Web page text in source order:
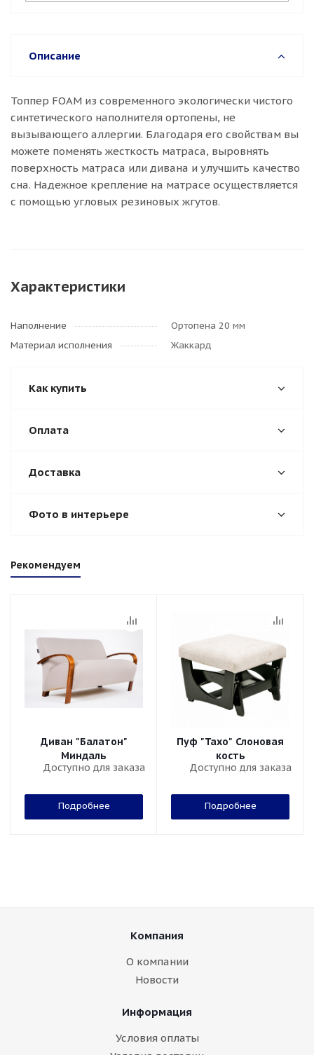
Описание
Топпер FOAM из современного экологически чистого
синтетического наполнителя ортопены, не
вызывающего аллергии. Благодаря его свойствам вы
можете поменять жесткость матраса, выровнять
поверхность матраса или дивана и улучшить качество
сна. Надежное крепление на матрасе осуществляется
с помощью угловых резиновых жгутов.
Характеристики
Наполнение
Ортопена 20 мм
Материал исполнения
Жаккард
Как купить
Оплата
Доставка
Фото в интерьере
Рекомендуем
Диван "Балатон"
Миндаль
Доступно для заказа
Подробнее
Пуф "Тахо" Слоновая
кость
Доступно для заказа
Подробнее
Компания
О компании
Новости
Информация
Условия оплаты